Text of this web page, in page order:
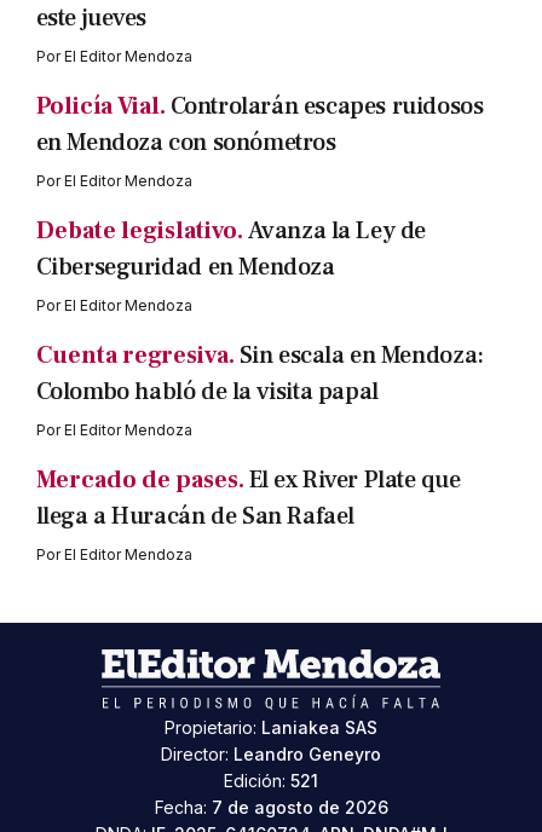
este jueves
PorEl Editor Mendoza
Policía Vial. Controlarán escapes ruidosos
en Mendoza con sonómetros
PorEl Editor Mendoza
Debate legislativo.Avanza la Ley de
Ciberseguridad en Mendoza
PorEl Editor Mendoza
Cuenta regresiva. Sin escala en Mendoza:
Colombo habló de la visita papal
PorEl Editor Mendoza
Mercado de pases.El ex River Plate que
llega a Huracán de San Rafael
PorEl Editor Mendoza
Propietario: Laniakea SAS
Director: Leandro Geneyro
Edición: 521
Fecha: 7 de agosto de 2026